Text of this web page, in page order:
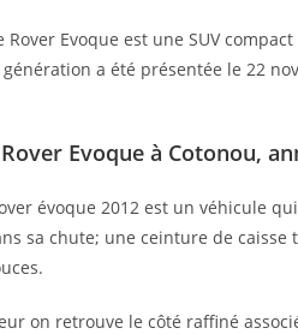
Rover Evoque est une SUV
a été présentée le 22
Evoque à Cotonou,
évoque 2012 est un véhicule
sa chute; une ceinture de caisse
on retrouve le côté raffiné